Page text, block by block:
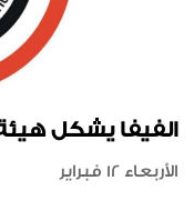
الفيفا يشكل هيئة
الأربعاء 12 فبراير